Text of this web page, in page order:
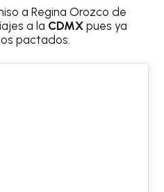
a Regina Orozco de
a la CDMXpues ya
pactados.